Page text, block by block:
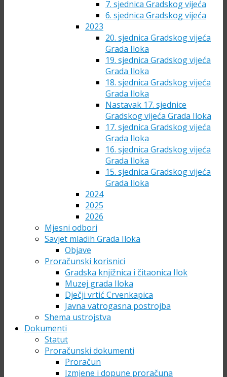
7. sjednica Gradskog vijeća
6. sjednica Gradskog vijeća
2023
20. sjednica Gradskog vijeća
Grada Iloka
19. sjednica Gradskog vijeća
Grada Iloka
18. sjednica Gradskog vijeća
Grada Iloka
Nastavak 17. sjednice
Gradskog vijeća Grada Iloka
17. sjednica Gradskog vijeća
Grada Iloka
16. sjednica Gradskog vijeća
Grada Iloka
15. sjednica Gradskog vijeća
Grada Iloka
2024
2025
2026
Mjesni odbori
Savjet mladih Grada Iloka
Objave
Proračunski korisnici
Gradska knjižnica i čitaonica Ilok
Muzej grada Iloka
Dječji vrtić Crvenkapica
Javna vatrogasna postrojba
Shema ustrojstva
Dokumenti
Statut
Proračunski dokumenti
Proračun
Izmjene i dopune proračuna